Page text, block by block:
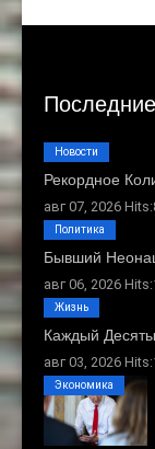
Рекордное
авг 07, 2026
Новости
Бывший
авг 06, 2026
Политика
Каждый
авг 03, 2026
Жизнь
Экономика